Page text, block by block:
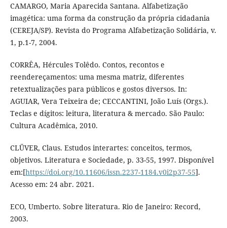
CAMARGO, Maria Aparecida Santana. Alfabetização
imagética: uma forma da construção da própria cidadania
(CEREJA/SP). Revista do Programa Alfabetização Solidária, v.
1, p.1-7, 2004.
CORRÊA, Hércules Tolêdo. Contos, recontos e
reendereçamentos: uma mesma matriz, diferentes
retextualizações para públicos e gostos diversos. In:
AGUIAR, Vera Teixeira de; CECCANTINI, João Luís (Orgs.).
Teclas e dígitos: leitura, literatura & mercado. São Paulo:
Cultura Acadêmica, 2010.
CLÜVER, Claus. Estudos interartes: conceitos, termos,
objetivos. Literatura e Sociedade, p. 33-55, 1997. Disponível
em:[https://doi.org/10.11606/issn.2237-1184.v0i2p37-55].
Acesso em: 24 abr. 2021.
ECO, Umberto. Sobre literatura. Rio de Janeiro: Record,
2003.